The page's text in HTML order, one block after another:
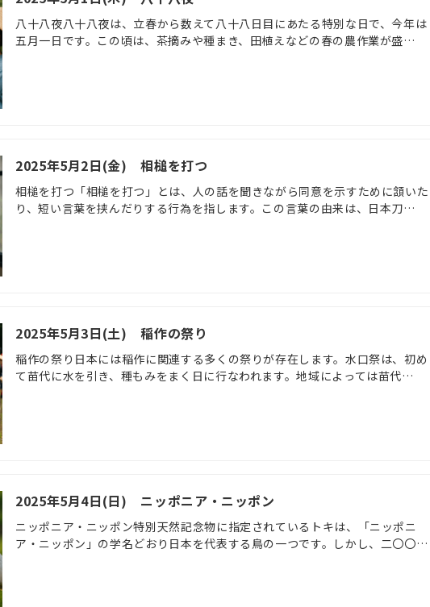
八十八夜八十八夜は、立春から数えて八十八日目にあたる特別な日で、今年は
五月一日です。この頃は、茶摘みや種まき、田植えなどの春の農作業が盛…
2025年5月2日(金) 相槌を打つ
相槌を打つ「相槌を打つ」とは、人の話を聞きながら同意を示すために頷いた
り、短い言葉を挟んだりする行為を指します。この言葉の由来は、日本刀…
2025年5月3日(土) 稲作の祭り
稲作の祭り日本には稲作に関連する多くの祭りが存在します。水口祭は、初め
て苗代に水を引き、種もみをまく日に行なわれます。地域によっては苗代…
2025年5月4日(日) ニッポニア・ニッポン
ニッポニア・ニッポン特別天然記念物に指定されているトキは、「ニッポニ
ア・ニッポン」の学名どおり日本を代表する鳥の一つです。しかし、二〇〇…